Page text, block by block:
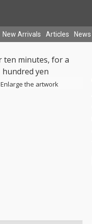
New Arrivals Articles News
Enlarge the artwork